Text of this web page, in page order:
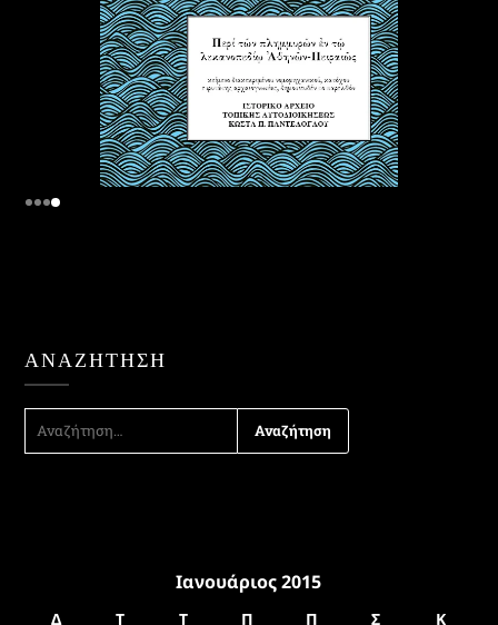
ΑΝΑΖΉΤΗΣΗ
ΑΝΑΖΉΤΗΣΗ
ΓΙΑ:
Ιανουάριος 2015
Δ Τ Τ Π Π Σ
Κ